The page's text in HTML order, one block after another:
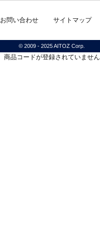
お問い合わせ サイトマップ
© 2009 - 2025 AITOZ Corp.
商品コードが登録されていません